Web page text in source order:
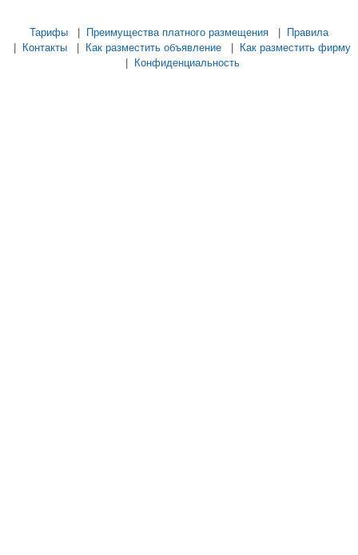
Тарифы Преимущества платного размещения
Правила
Контакты Как разместить объявление
Как разместить фирму
Конфиденциальность